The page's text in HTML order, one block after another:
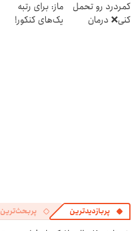
کمردرد رو تحمل
کنی❌ درمان
ماز: برای رتبه
یک‌های کنکور!
پربازدیدترین پربحث‌ترین